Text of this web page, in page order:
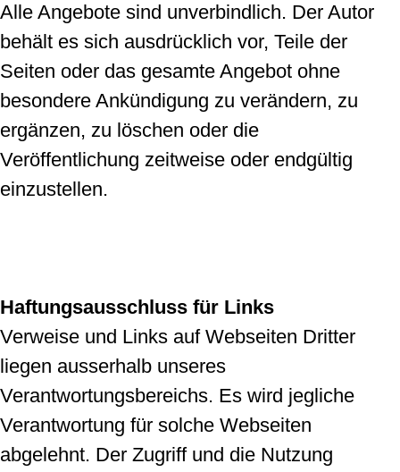
Alle Angebote sind unverbindlich. Der Autor
behält es sich ausdrücklich vor, Teile der
Seiten oder das gesamte Angebot ohne
besondere Ankündigung zu verändern, zu
ergänzen, zu löschen oder die
Veröffentlichung zeitweise oder endgültig
einzustellen.
Haftungsausschluss für Links
Verweise und Links auf Webseiten Dritter
liegen ausserhalb unseres
Verantwortungsbereichs. Es wird jegliche
Verantwortung für solche Webseiten
abgelehnt. Der Zugriff und die Nutzung